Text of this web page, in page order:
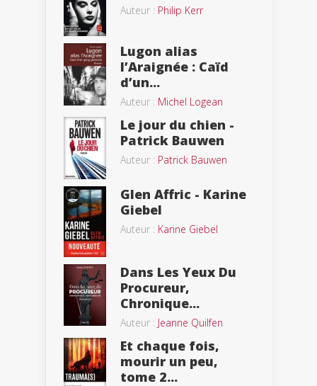
Auteur : Philip Kerr
Lugon alias
l’Araignée : Caïd
d’un...
Auteur : Michel Logean
Le jour du chien -
Patrick Bauwen
Auteur : Patrick Bauwen
Glen Affric - Karine
Giebel
Auteur : Karine Giebel
Dans Les Yeux Du
Procureur,
Chronique...
Auteur : Jeanne Quilfen
Et chaque fois,
mourir un peu,
tome 2...